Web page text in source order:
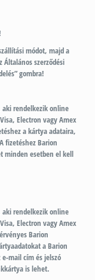
módot, majd a
szerződési
gombra!
aki rendelkezik online
Electron vagy Amex
a kártya adataira,
fizetéshez Barion
minden esetben el kell
aki rendelkezik online
Electron vagy Amex
Barion
a Barion
mail cím és jelszó
is lehet.